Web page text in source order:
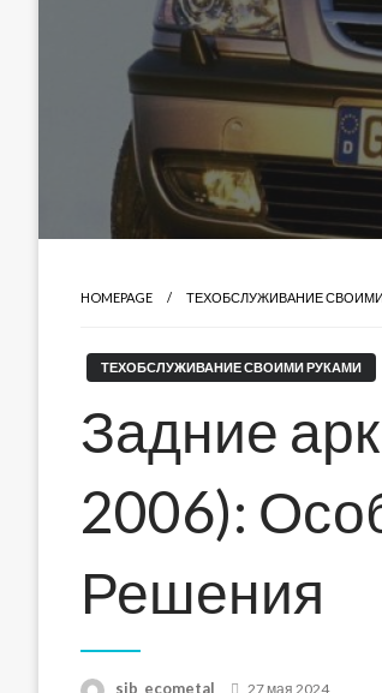
HOMEPAGE ТЕХОБСЛУЖИВАНИЕ
ТЕХОБСЛУЖИВАНИЕ СВОИМИ РУКАМИ
Задние
2006):
Решения
sib_ecometal
Posted
27 мая 2024